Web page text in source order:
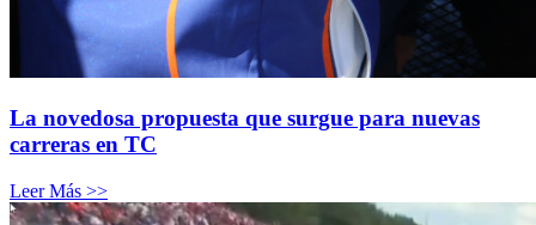
La novedosa propuesta que surgue para nuevas
carreras en TC
Leer Más >>